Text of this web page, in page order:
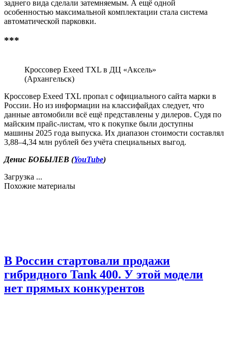
заднего вида сделали затемняемым. А ещё одной
особенностью максимальной комплектации стала система
автоматической парковки.
***
Кроссовер Exeed TXL в ДЦ «Аксель»
(Архангельск)
Кроссовер Exeed TXL пропал с официального сайта марки в
России. Но из информации на классифайдах следует, что
данные автомобили всё ещё представлены у дилеров. Судя по
майским прайс-листам, что к покупке были доступны
машины 2025 года выпуска. Их диапазон стоимости составлял
3,88–4,34 млн рублей без учёта специальных выгод.
Денис БОБЫЛЕВ (YouTube)
Загрузка ...
Похожие материалы
В России стартовали продажи
гибридного Tank 400. У этой модели
нет прямых конкурентов